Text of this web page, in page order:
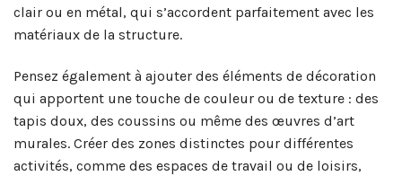
clair ou en métal, qui s’accordent parfaitement avec les
matériaux de la structure.
Pensez également à ajouter des éléments de décoration
qui apportent une touche de couleur ou de texture : des
tapis doux, des coussins ou même des œuvres d’art
murales. Créer des zones distinctes pour différentes
activités, comme des espaces de travail ou de loisirs,